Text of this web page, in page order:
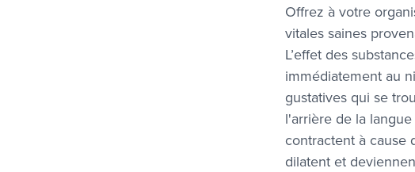
Offrez à votre
vitales saines
L’effet des
immédiatement au
gustatives qui se
l'arrière de la
contractent à cause
dilatent et